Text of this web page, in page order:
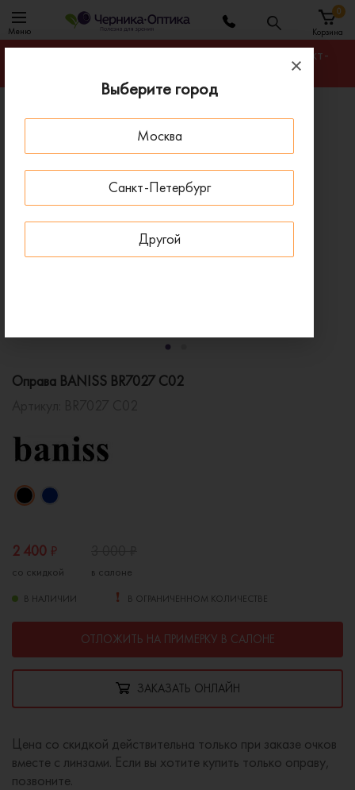
Выберите город
Москва
Санкт-Петербург
Другой
Меню Корзина
0
Гарантируем лучшую цену на любую оправу в Санкт-
Главная
Оправы для очков
Оправа BANISS BR7027 C02
Оправа BANISS BR7027 C02
2 400 ₽
со скидкой в салоне
В НАЛИЧИИ В ОГРАНИЧЕННОМ КОЛИЧЕСТВЕ
ОТЛОЖИТЬ НА ПРИМЕРКУ В САЛОНЕ
ЗАКАЗАТЬ ОНЛАЙН
Цена со скидкой действительна только при заказе очков
вместе с линзами. Если вы хотите купить только оправу,
позвоните.
- 20 % ДО 15 АВГУСТА